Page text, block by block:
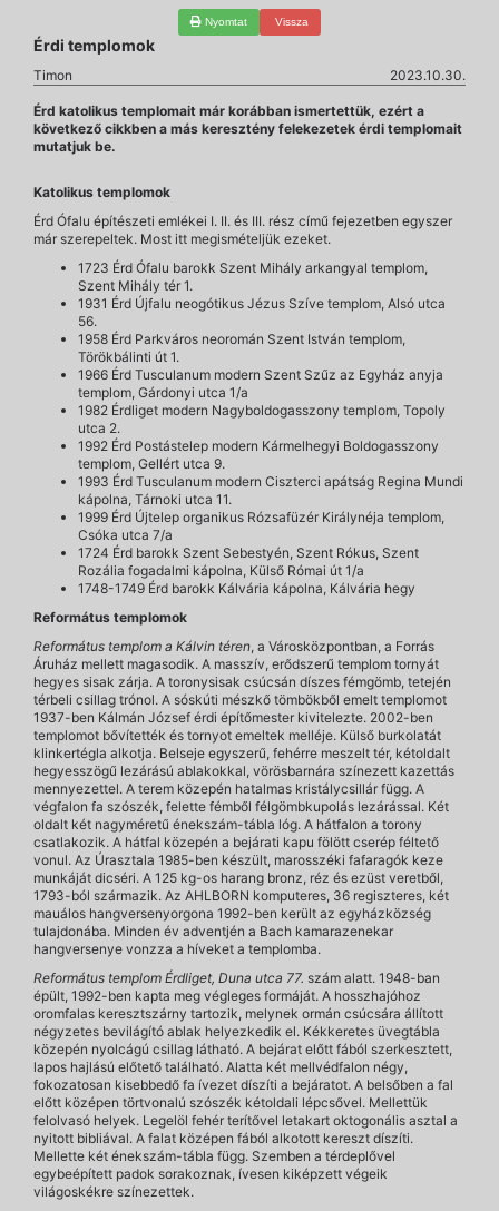
Nyomtat Vissza
Érdi templomok
Timon 2023.10.30.
Érd katolikus templomait már korábban ismertettük, ezért a
következő cikkben a más keresztény felekezetek érdi templomait
mutatjuk be.
Katolikus templomok
Érd Ófalu építészeti emlékei I. II. és III. rész című fejezetben egyszer
már szerepeltek. Most itt megismételjük ezeket.
1723 Érd Ófalu barokk Szent Mihály arkangyal templom,
Szent Mihály tér 1.
1931 Érd Újfalu neogótikus Jézus Szíve templom, Alsó utca
56.
1958 Érd Parkváros neoromán Szent István templom,
Törökbálinti út 1.
1966 Érd Tusculanum modern Szent Szűz az Egyház anyja
templom, Gárdonyi utca 1/a
1982 Érdliget modern Nagyboldogasszony templom, Topoly
utca 2.
1992 Érd Postástelep modern Kármelhegyi Boldogasszony
templom, Gellért utca 9.
1993 Érd Tusculanum modern Ciszterci apátság Regina Mundi
kápolna, Tárnoki utca 11.
1999 Érd Újtelep organikus Rózsafüzér Királynéja templom,
Csóka utca 7/a
1724 Érd barokk Szent Sebestyén, Szent Rókus, Szent
Rozália fogadalmi kápolna, Külső Római út 1/a
1748-1749 Érd barokk Kálvária kápolna, Kálvária hegy
Református templomok
Református templom a Kálvin téren, a Városközpontban, a Forrás
Áruház mellett magasodik. A masszív, erődszerű templom tornyát
hegyes sisak zárja. A toronysisak csúcsán díszes fémgömb, tetején
térbeli csillag trónol. A sóskúti mészkő tömbökből emelt templomot
1937-ben Kálmán József érdi építőmester kivitelezte. 2002-ben
templomot bővítették és tornyot emeltek melléje. Külső burkolatát
klinkertégla alkotja. Belseje egyszerű, fehérre meszelt tér, kétoldalt
hegyesszögű lezárású ablakokkal, vörösbarnára színezett kazettás
mennyezettel. A terem közepén hatalmas kristálycsillár függ. A
végfalon fa szószék, felette fémből félgömbkupolás lezárással. Két
oldalt két nagyméretű énekszám-tábla lóg. A hátfalon a torony
csatlakozik. A hátfal közepén a bejárati kapu fölött cserép féltető
vonul. Az Úrasztala 1985-ben készült, marosszéki fafaragók keze
munkáját dicséri. A 125 kg-os harang bronz, réz és ezüst veretből,
1793-ból származik. Az AHLBORN komputeres, 36 regiszteres, két
mauálos hangversenyorgona 1992-ben került az egyházközség
tulajdonába. Minden év adventjén a Bach kamarazenekar
hangversenye vonzza a híveket a templomba.
Református templom Érdliget, Duna utca 77. szám alatt. 1948-ban
épült, 1992-ben kapta meg végleges formáját. A hosszhajóhoz
oromfalas keresztszárny tartozik, melynek ormán csúcsára állított
négyzetes bevilágító ablak helyezkedik el. Kékkeretes üvegtábla
közepén nyolcágú csillag látható. A bejárat előtt fából szerkesztett,
lapos hajlású előtető található. Alatta két mellvédfalon négy,
fokozatosan kisebbedő fa ívezet díszíti a bejáratot. A belsőben a fal
előtt középen törtvonalú szószék kétoldali lépcsővel. Mellettük
felolvasó helyek. Legelöl fehér terítővel letakart oktogonális asztal a
nyitott bibliával. A falat középen fából alkotott kereszt díszíti.
Mellette két énekszám-tábla függ. Szemben a térdeplővel
egybeépített padok sorakoznak, ívesen kiképzett végeik
világoskékre színezettek.